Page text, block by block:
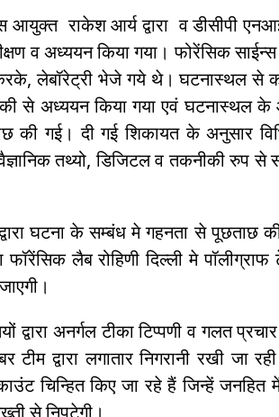
राकेश आर्य द्वारा व डीसीपी
व अध्ययन किया गया। फोरेंसिक साईन्स
करके, लेबॉरेट्री भेजे गये थे। घटनास्थल से
से अध्ययन किया गया एवं घटनास्थल
की गई। दी गई शिकायत के अनुसार
तथ्यो, डिजिटल व तकनीकी रुप से
घटना के सम्बंध मे गहनता से पूछताछ
लैब रोहिणी दिल्ली मे पॉलीग्राफ
अनर्गल टीका टिप्पणी व गलत
द्वारा लगातार निगरानी रखी जा
चिन्हित किए जा रहे हैं जिन्हें जनहित
से निपटेगी।